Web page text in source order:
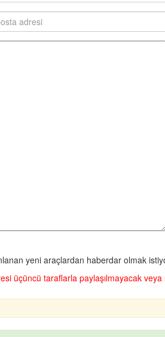
yeni araçlardan haberdar olmak
üçüncü taraflarla paylaşılmayacak veya